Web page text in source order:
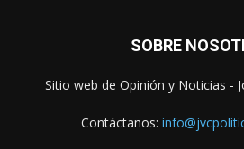
SOBRE
Sitio web de Opinión y Noticias -
Contáctanos: